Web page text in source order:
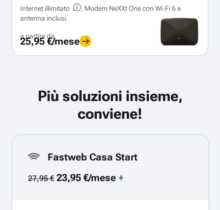
Internet illimitato
, Modem NeXXt One con Wi‑Fi 6 e
antenna inclusi.
a partire da
25,95 €/mese
Più soluzioni insieme,
conviene!
Fastweb Casa Start
27,95 €23,95 €/mese+